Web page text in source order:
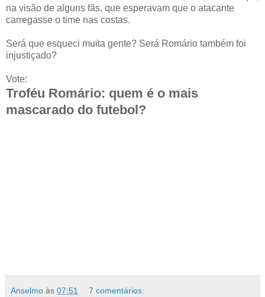
na visão de alguns fãs, que esperavam que o atacante
carregasse o time nas costas.
Será que esqueci muita gente? Será Romário também foi
injustiçado?
Vote:
Troféu Romário: quem é o mais
mascarado do futebol?
Anselmo às 07:51 7 comentários: